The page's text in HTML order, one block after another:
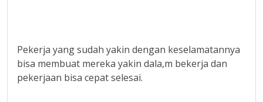
Pekerja yang sudah yakin dengan keselamatannya
bisa membuat mereka yakin dala,m bekerja dan
pekerjaan bisa cepat selesai.